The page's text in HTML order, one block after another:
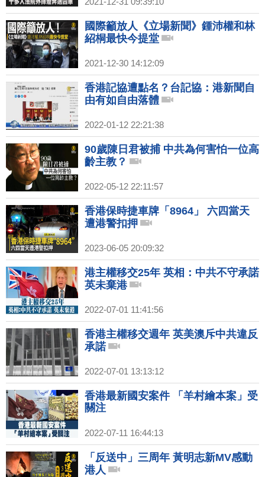
國際籲放人《立場新聞》鍾沛權和林
紹桐最快今提堂
2021-12-30 14:12:09
香港記協遭點名？台記協：港新聞自
由有如自由落體
2022-01-12 22:21:38
90歲陳日君被捕 中共為何害怕一位高
齡主教？
2022-05-12 22:11:57
香港保時捷車牌「8964」 六四當天
遭港警扣押
2023-06-05 20:09:32
港主權移交25年 英相：中共不守承諾
英未棄港
2022-07-01 11:41:56
香港主權移交週年 英美澳斥中共違反
承諾
2022-07-01 13:13:12
香港最新國安案件 「羊村繪本案」受
關注
2022-07-11 16:44:13
「反送中」三周年 黃明志新MV感動
港人